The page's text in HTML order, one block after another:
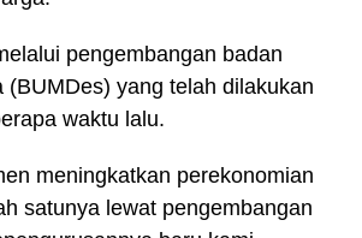
pengembangan badan
(BUMDes) yang telah dilakukan
waktu lalu.
meningkatkan perekonomian
satunya lewat pengembangan